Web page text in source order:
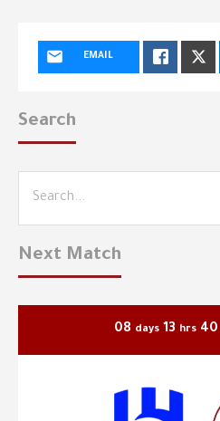
EMAIL
Search
Next Match
08 days 13 hrs 40